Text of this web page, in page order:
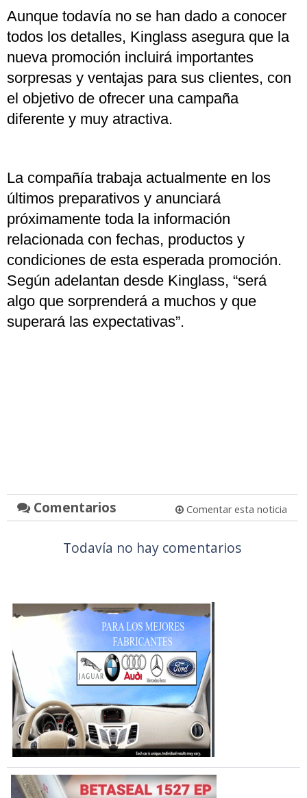
Aunque todavía no se han dado a conocer
todos los detalles, Kinglass asegura que la
nueva promoción incluirá importantes
sorpresas y ventajas para sus clientes, con
el objetivo de ofrecer una campaña
diferente y muy atractiva.
La compañía trabaja actualmente en los
últimos preparativos y anunciará
próximamente toda la información
relacionada con fechas, productos y
condiciones de esta esperada promoción.
Según adelantan desde Kinglass, “será
algo que sorprenderá a muchos y que
superará las expectativas”.
Comentarios Comentar esta noticia
Todavía no hay comentarios